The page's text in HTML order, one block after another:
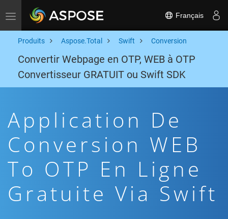
Toggle navigation Français
Produits Aspose.Total Swift Conversion
Convertir Webpage en OTP, WEB à OTP
Convertisseur GRATUIT ou Swift SDK
Application De
Conversion WEB
To OTP En Ligne
Gratuite Via Swift